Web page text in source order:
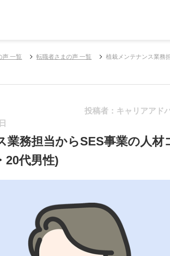
声 一覧 転職者さまの声 一覧 植栽メンテナンス業務
投稿者：キャリアアド
業務担当からSES事業の人材
20代男性)